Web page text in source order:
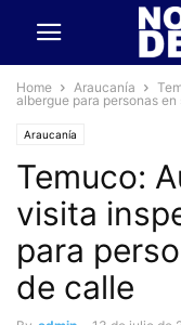
Home Araucanía
albergue para personas
Araucanía
Temuco:
visita
para
de calle